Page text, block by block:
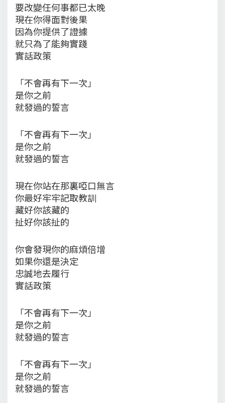
要改變任何事都已太晚
現在你得面對後果
因為你提供了證據
就只為了能夠實踐
實話政策
「不會再有下一次」
是你之前
就發過的誓言
「不會再有下一次」
是你之前
就發過的誓言
現在你站在那裏啞口無言
你最好牢牢記取教訓
藏好你該藏的
扯好你該扯的
你會發現你的麻煩倍增
如果你還是決定
忠誠地去履行
實話政策
「不會再有下一次」
是你之前
就發過的誓言
「不會再有下一次」
是你之前
就發過的誓言